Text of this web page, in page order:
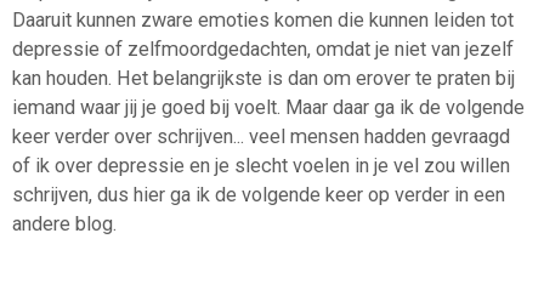
Daaruit kunnen zware emoties komen die kunnen leiden tot
depressie of zelfmoordgedachten, omdat je niet van jezelf
kan houden. Het belangrijkste is dan om erover te praten bij
iemand waar jij je goed bij voelt. Maar daar ga ik de volgende
keer verder over schrijven... veel mensen hadden gevraagd
of ik over depressie en je slecht voelen in je vel zou willen
schrijven, dus hier ga ik de volgende keer op verder in een
andere blog.